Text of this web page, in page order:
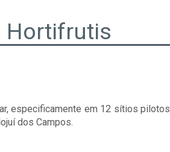
Hortifrutis
especificamente em 12 sítios pilotos
dos Campos.